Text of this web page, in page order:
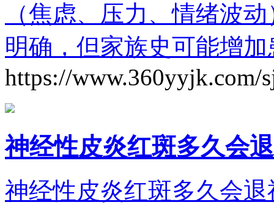
（焦虑、压力、情绪波
明确，但家族史可能增加
https://www.360yyjk.com/
神经性皮炎红斑多久会退
神经性皮炎红斑多久会